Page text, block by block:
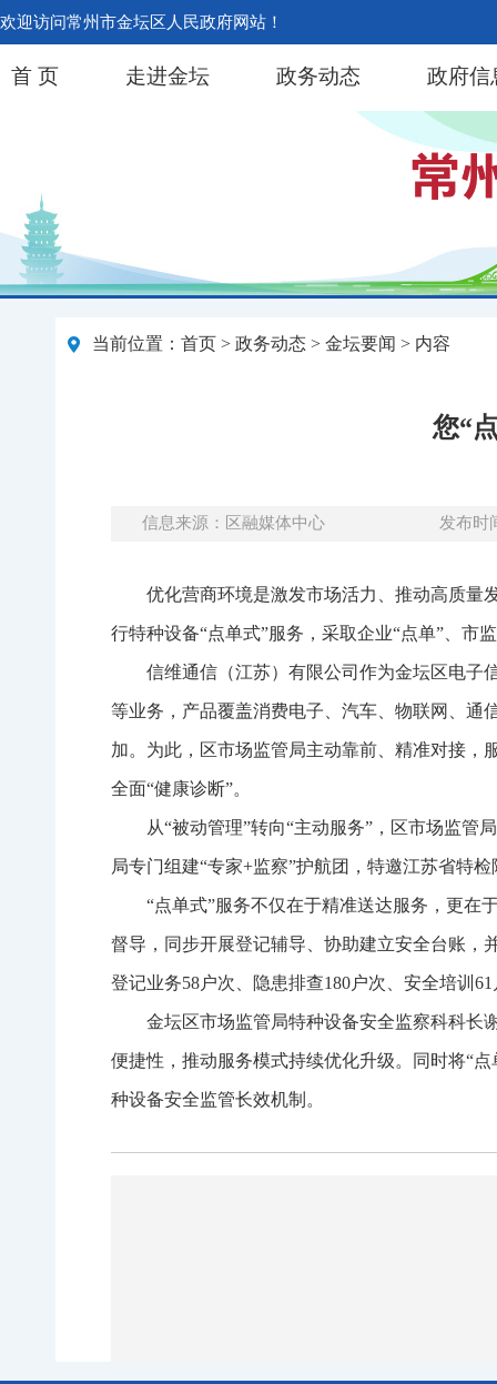
欢迎访问常州市金坛区人民政府网站！
首 页 走进金坛 政务动态 政府信
当前位置： 首页 > 政务动态 > 金坛要闻 > 内容
您“
信息来源：区融媒体中心 发布时
优化营商环境是激发市场活力、推动高质量
行特种设备“点单式”服务，采取企业“点单”、市
信维通信（江苏）有限公司作为金坛区电子
等业务，产品覆盖消费电子、汽车、物联网、通
加。为此，区市场监管局主动靠前、精准对接，
全面“健康诊断”。
从“被动管理”转向“主动服务”，区市场监
局专门组建“专家+监察”护航团，特邀江苏省特
“点单式”服务不仅在于精准送达服务，更
督导，同步开展登记辅导、协助建立安全台账，
登记业务58户次、隐患排查180户次、安全培训
金坛区市场监管局特种设备安全监察科科长
便捷性，推动服务模式持续优化升级。同时将“
种设备安全监管长效机制。